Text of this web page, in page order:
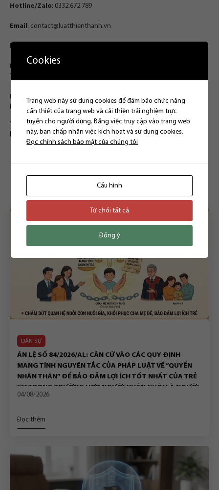
Hotline/Zalo: 0332.672.789
Email: contact@luatthienthanh.vn
Hoặc đến trực tiếp văn phòng của Chúng tôi tại:
Hà Nội
Hồ Chí Minh
: Phòng 6.16 RiverGate Residence, số 151 – 155 đường
Bến Vân Đồn, Phường Khánh Hội, TP. HCM
TỪ KHÓA: #honnhangiadinh,#luatthienthanh, #taisan
hopdonghonnhan, lyhon ,taisanchung, taisanrieng
Bài viết liên quan
DÂN SỰ
ÁN LỆ SỐ 84/2026/AL: CĂN CỨ VÀO CÁC QUY ĐỊNH
MANG TÍNH NGUYÊN TẮC CỦA PHÁP LUẬT VỀ “QUYỀN
NHÂN THÂN” ĐỂ BẢO ĐẢM LỢI ÍCH TỐT NHẤT CỦA TRẺ
EM TRONG TRƯỜNG HỢP NGƯỜI NHẬN NUÔI LÀ NGƯỜI
ĐỘC THÂN CHẾT
04/08/2026
Đọc thêm
Cookies
Trang web này sử dụng cookies để đảm bảo chức năng
cần thiết của trang web và cải thiện trải nghiệm trực
tuyến cho người dùng. Bằng việc truy cập vào trang web
này, bạn chấp nhận việc kích hoạt và sử dụng cookies.
Đọc chính sách bảo mật của chúng tôi
Cấu hình
Từ chối tất cả
Đồng ý